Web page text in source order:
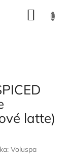
latte)
Voluspa